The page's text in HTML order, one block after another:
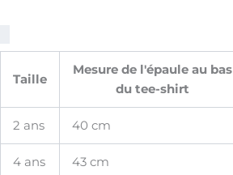
Taille
Mesure de l'épaule au bas
du tee-shirt
2 ans 40 cm
4 ans 43 cm